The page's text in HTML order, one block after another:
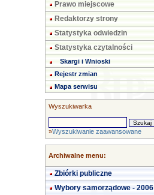
Prawo miejscowe
Redaktorzy strony
Statystyka odwiedzin
Statystyka czytalności
Skargi i Wnioski
Rejestr zmian
Mapa serwisu
Wyszukiwarka
»Wyszukiwanie zaawansowane
Archiwalne menu:
Zbiórki publiczne
Wybory samorządowe - 2006